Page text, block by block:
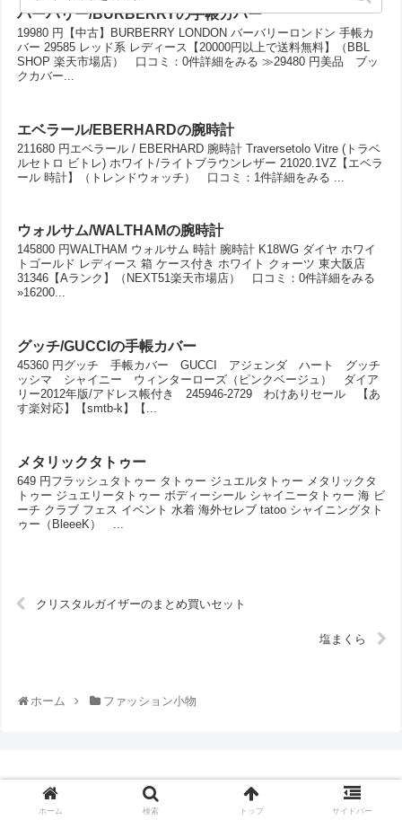
バーバリー/BURBERRYの手帳カバー
19980 円【中古】BURBERRY LONDON バーバリーロンドン 手帳カ
バー 29585 レッド系 レディース【20000円以上で送料無料】（BBL
SHOP 楽天市場店） 口コミ：0件詳細をみる ≫29480 円美品 ブッ
クカバー...
エベラール/EBERHARDの腕時計
211680 円エベラール / EBERHARD 腕時計 Traversetolo Vitre (トラベ
ルセトロ ビトレ) ホワイト/ライトブラウンレザー 21020.1VZ【エベラ
ール 時計】（トレンドウォッチ） 口コミ：1件詳細をみる ...
ウォルサム/WALTHAMの腕時計
145800 円WALTHAM ウォルサム 時計 腕時計 K18WG ダイヤ ホワイ
トゴールド レディース 箱 ケース付き ホワイト クォーツ 東大阪店
31346【Aランク】（NEXT51楽天市場店） 口コミ：0件詳細をみる
»16200...
グッチ/GUCCIの手帳カバー
45360 円グッチ 手帳カバー GUCCI アジェンダ ハート グッチ
ッシマ シャイニー ウィンターローズ（ピンクベージュ） ダイア
リー2012年版/アドレス帳付き 245946-2729 わけありセール 【あ
す楽対応】【smtb-k】【...
メタリックタトゥー
649 円フラッシュタトゥー タトゥー ジュエルタトゥー メタリックタ
トゥー ジュエリータトゥー ボディーシール シャイニータトゥー 海 ビ
ーチ クラブ フェス イベント 水着 海外セレブ tatoo シャイニングタト
ゥー（BleeeK） ...
クリスタルガイザーのまとめ買いセット
塩まくら
ホーム ファッション小物
© 2014-2026 通販口コミランキング.
ホーム 検索 トップ サイドバー